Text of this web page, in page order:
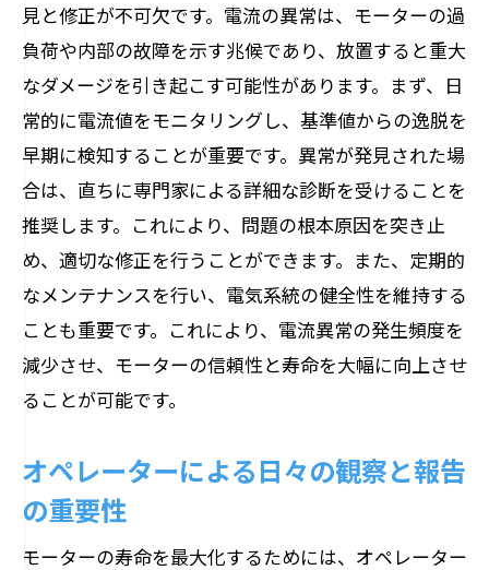
見と修正が不可欠です。電流の異常は、モーターの過
負荷や内部の故障を示す兆候であり、放置すると重大
なダメージを引き起こす可能性があります。まず、日
常的に電流値をモニタリングし、基準値からの逸脱を
早期に検知することが重要です。異常が発見された場
合は、直ちに専門家による詳細な診断を受けることを
推奨します。これにより、問題の根本原因を突き止
め、適切な修正を行うことができます。また、定期的
なメンテナンスを行い、電気系統の健全性を維持する
ことも重要です。これにより、電流異常の発生頻度を
減少させ、モーターの信頼性と寿命を大幅に向上させ
ることが可能です。
オペレーターによる日々の観察と報告
の重要性
モーターの寿命を最大化するためには、オペレーター